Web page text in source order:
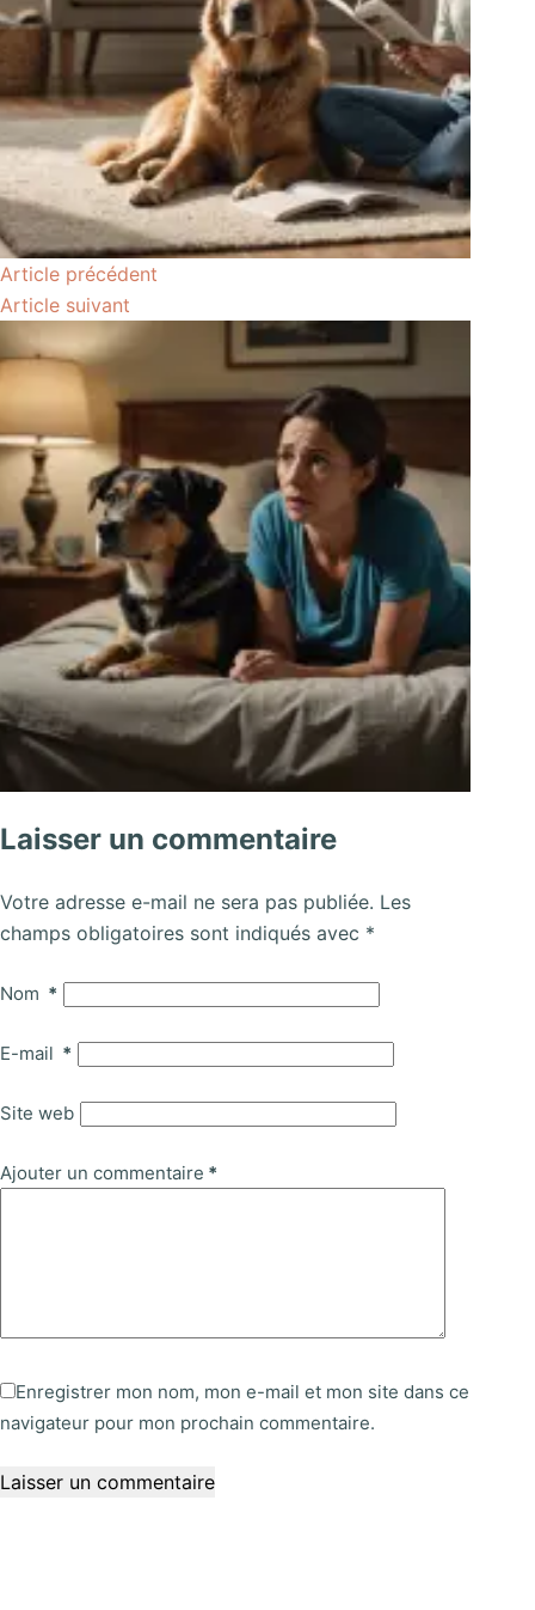
Article précédent
Article suivant
Laisser un commentaire
Votre adresse e-mail ne sera pas publiée. Les
champs obligatoires sont indiqués avec *
Nom *
E-mail *
Site web
Ajouter un commentaire *
Enregistrer mon nom, mon e-mail et mon site dans ce
navigateur pour mon prochain commentaire.
Laisser un commentaire